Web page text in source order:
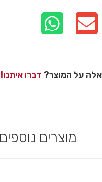
על המוצר? דברו איתנו!
מוצרים נוספים